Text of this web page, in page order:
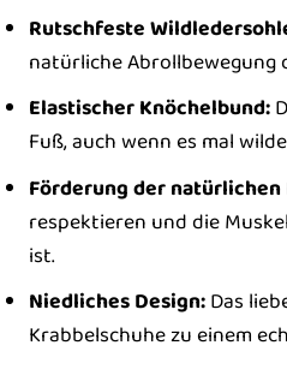
Rutschfeste
natürliche Abrollbewegung
Elastischer Knöchelbund:
Fuß, auch wenn es mal
Förderung der
respektieren und die
ist.
Niedliches Design:Das
Krabbelschuhe zu einem